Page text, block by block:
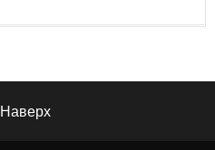
Наверх